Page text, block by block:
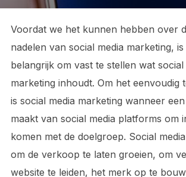
Voordat we het kunnen hebben over
nadelen van social media marketing,
belangrijk om vast te stellen wat social
marketing inhoudt. Om het eenvoudig
is social media marketing wanneer
maakt van social media platforms om
komen met de doelgroep. Social
om de verkoop te laten groeien, om
website te leiden, het merk op te